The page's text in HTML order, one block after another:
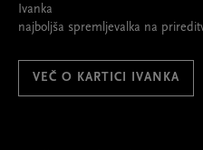
Ivanka
najboljša spremljevalka na
VEČ O KARTICI IVANKA